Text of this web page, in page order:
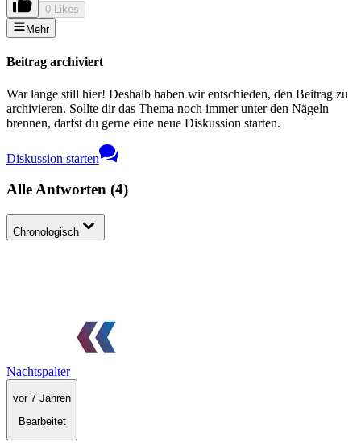
0 Likes
Mehr
Beitrag archiviert
War lange still hier! Deshalb haben wir entschieden, den Beitrag zu
archivieren. Sollte dir das Thema noch immer unter den Nägeln
brennen, darfst du gerne eine neue Diskussion starten.
Diskussion starten
Alle Antworten (4)
Chronologisch
Nachtspalter
vor 7 Jahren
Bearbeitet